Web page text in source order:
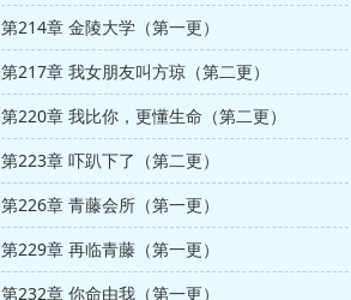
第214章 金陵大学（第一更）
第217章 我女朋友叫方琼（第二更）
第220章 我比你，更懂生命（第二更）
第223章 吓趴下了（第二更）
第226章 青藤会所（第一更）
第229章 再临青藤（第一更）
第232章 你命由我（第一更）